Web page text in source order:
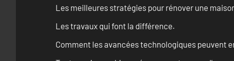
Les meilleures stratégies pour rénover une
Les travaux qui font la différence.
Comment les avancées technologiques peuvent